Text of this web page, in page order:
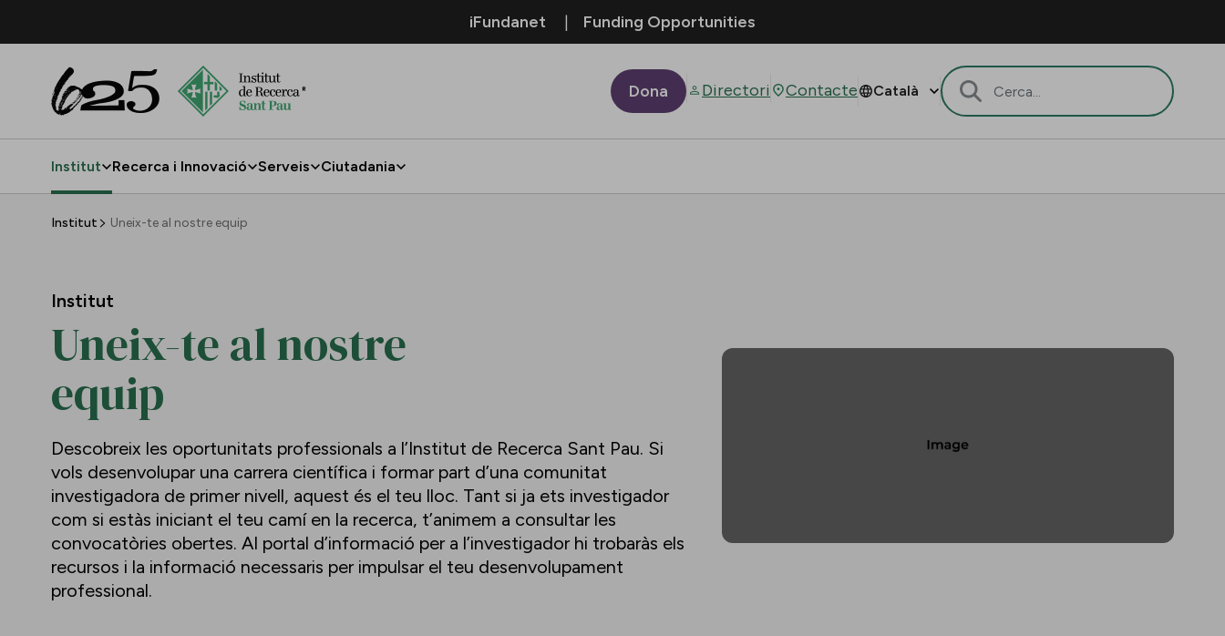
iFundanet Funding Opportunities
Dona Directori Contacte
Institut Recerca i Innovació Serveis Ciutadania
Institut Uneix-te al nostre equip
Institut
Uneix-te al nostre
equip
Descobreix les oportunitats professionals a l’Institut de Recerca Sant Pau. Si
vols desenvolupar una carrera científica i formar part d’una comunitat
investigadora de primer nivell, aquest és el teu lloc. Tant si ja ets investigador
com si estàs iniciant el teu camí en la recerca, t’animem a consultar les
convocatòries obertes. Al portal d’informació per a l’investigador hi trobaràs els
recursos i la informació necessaris per impulsar el teu desenvolupament
professional.